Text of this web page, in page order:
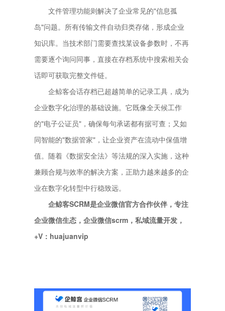
文件管理功能则解决了企业常见的"信息孤
岛"问题。所有传输文件自动归类存储，形成企业
知识库。当技术部门需要查找某设备参数时，不再
需要逐个询问同事，直接在存档系统中搜索相关会
话即可获取完整文件链。
企鲸客会话存档已超越简单的记录工具，成为
企业数字化治理的基础设施。它既像全天候工作
的"电子公证员"，确保每句承诺都有据可查；又如
同智能的"数据管家"，让企业资产在流动中保值增
值。随着《数据安全法》等法规的深入实施，这种
兼顾合规与效率的解决方案，正助力越来越多的企
业在数字化转型中行稳致远。
企鲸客SCRM是企业微信官方合作伙伴，专注
企业微信生态，企业微信scrm，私域流量开发，
+V：huajuanvip